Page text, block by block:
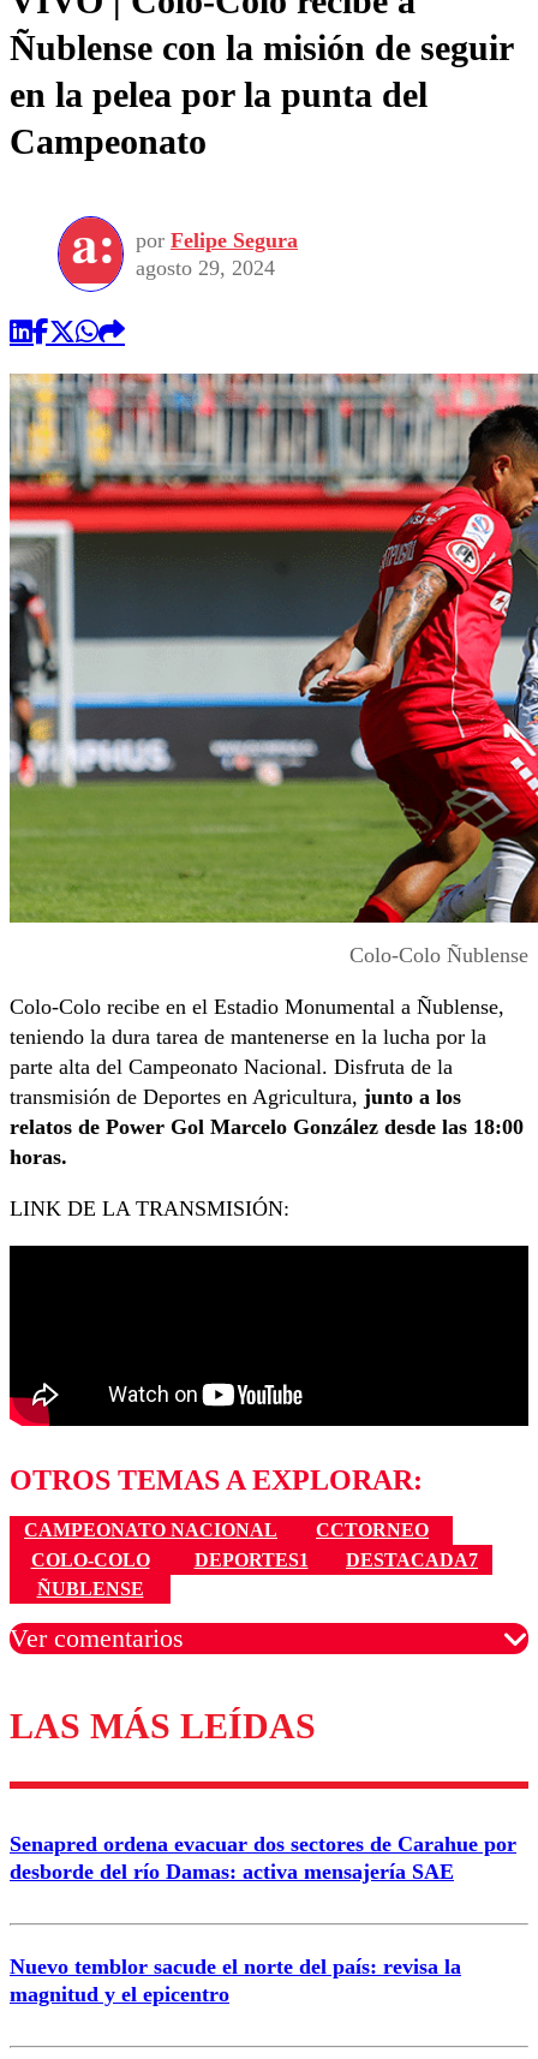
Ñublense con la misión de seguir
en la pelea por la punta del
Campeonato
por Felipe Segura
agosto 29, 2024
Colo-Colo Ñublense
Colo-Colo recibe en el Estadio Monumental a Ñublense,
teniendo la dura tarea de mantenerse en la lucha por la
parte alta del Campeonato Nacional. Disfruta de la
transmisión de Deportes en Agricultura, junto a los
relatos de Power Gol Marcelo González desde las 18:00
horas.
LINK DE LA TRANSMISIÓN:
OTROS TEMAS A EXPLORAR:
CAMPEONATO NACIONAL
CCTORNEO
COLO-COLO
DEPORTES1
DESTACADA7
ÑUBLENSE
Ver comentarios
Los comentarios son moderados para garantizar un
diálogo respetuoso.
Correo
LAS MÁS LEÍDAS
Senapred ordena evacuar dos sectores de Carahue por
desborde del río Damas: activa mensajería SAE
Nuevo temblor sacude el norte del país: revisa la
magnitud y el epicentro